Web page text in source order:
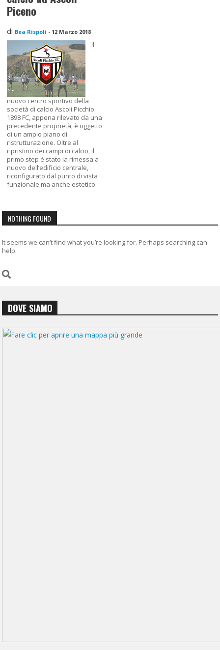
Piceno
di Bea Rispoli - 12 Marzo 2018
Il
nuovo centro sportivo della
società di calcio Ascoli Picchio
1898 FC, appena rilevato da una
precedente proprietà, è oggetto
di un ampio piano di
ristrutturazione. Oltre al
ripristino dei campi di calcio, il
primo step è stato la rimessa a
nuovo dell’edificio centrale,
riconfigurato dal punto di vista
funzionale ma anche estetico.
NOTHING FOUND
It seems we can’t find what you’re looking for. Perhaps searching can
help.
DOVE SIAMO